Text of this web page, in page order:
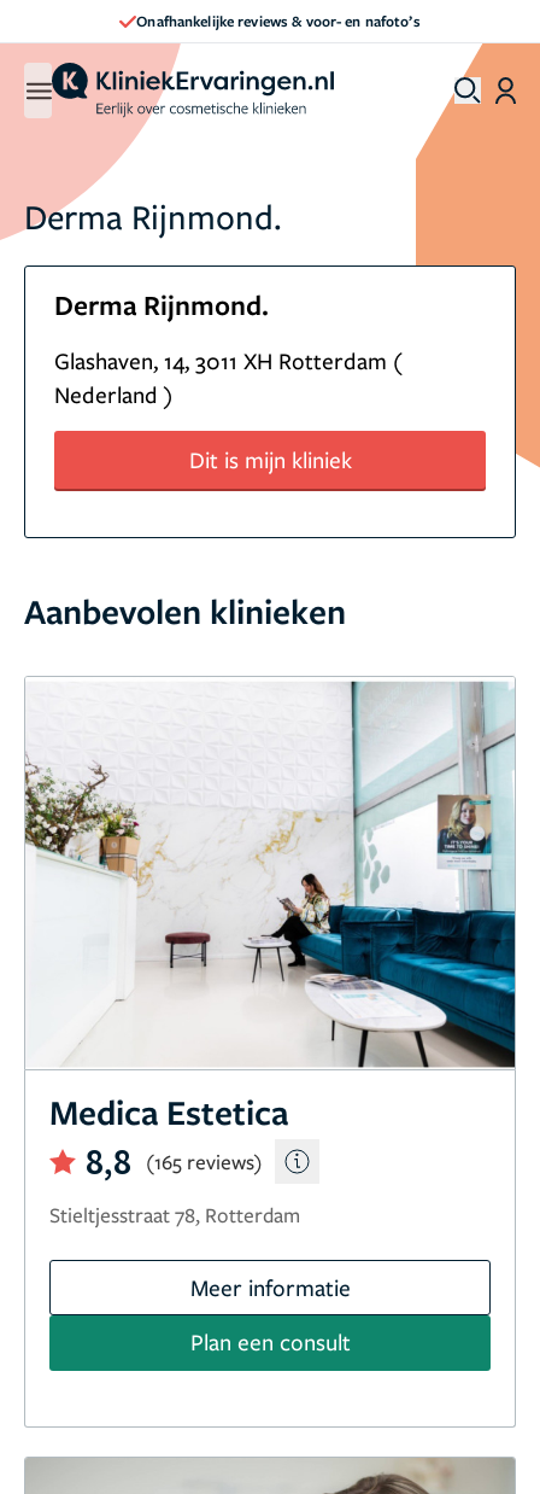
Onafhankelijke reviews & voor- en nafoto’s
Derma Rijnmond.
Derma Rijnmond.
Glashaven, 14, 3011 XH Rotterdam (
Nederland )
Dit is mijn kliniek
Aanbevolen klinieken
Medica Estetica
8,8
(165 reviews)
Stieltjesstraat 78, Rotterdam
Meer informatie
Plan een consult